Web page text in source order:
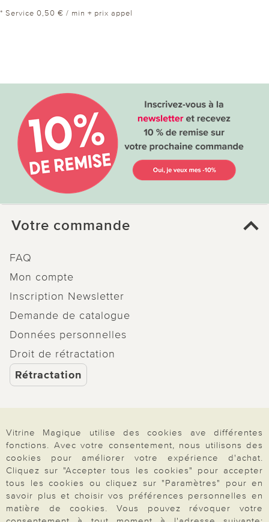
* Service 0,50 € / min + prix appel
Votre commande
FAQ
Mon compte
Inscription Newsletter
Demande de catalogue
Données personnelles
Droit de rétractation
Rétractation
Paiement & Livraison
À propos de nous
Vitrine Magique utilise des cookies ave différentes
fonctions. Avec votre consentement, nous utilisons des
cookies pour améliorer votre expérience d'achat.
Cliquez sur "Accepter tous les cookies" pour accepter
tous les cookies ou cliquez sur "Paramètres" pour en
savoir plus et choisir vos préférences personnelles en
matière de cookies. Vous pouvez révoquer votre